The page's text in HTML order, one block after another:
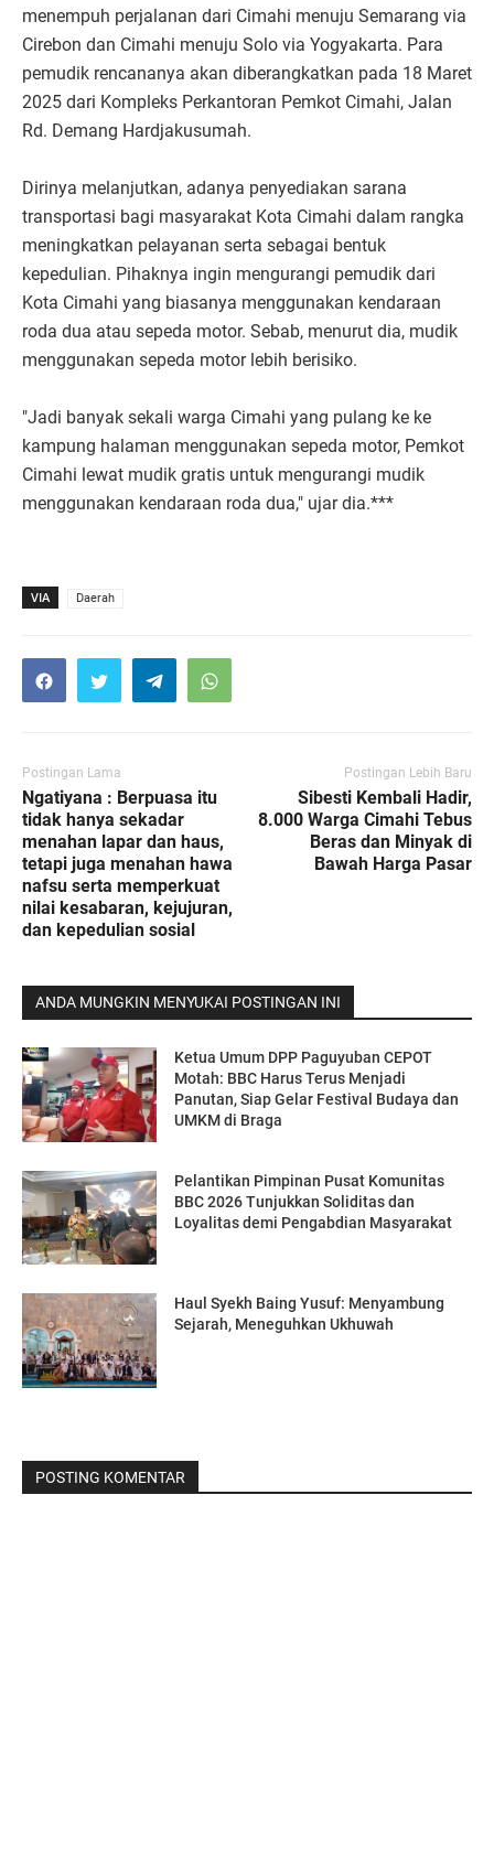
menempuh perjalanan dari Cimahi menuju Semarang via
Cirebon dan Cimahi menuju Solo via Yogyakarta. Para
pemudik rencananya akan diberangkatkan pada 18 Maret
2025 dari Kompleks Perkantoran Pemkot Cimahi, Jalan
Rd. Demang Hardjakusumah.
Dirinya melanjutkan, adanya penyediakan sarana
transportasi bagi masyarakat Kota Cimahi dalam rangka
meningkatkan pelayanan serta sebagai bentuk
kepedulian. Pihaknya ingin mengurangi pemudik dari
Kota Cimahi yang biasanya menggunakan kendaraan
roda dua atau sepeda motor. Sebab, menurut dia, mudik
menggunakan sepeda motor lebih berisiko.
"Jadi banyak sekali warga Cimahi yang pulang ke ke
kampung halaman menggunakan sepeda motor, Pemkot
Cimahi lewat mudik gratis untuk mengurangi mudik
menggunakan kendaraan roda dua," ujar dia.***
VIA Daerah
Postingan Lama
Ngatiyana : Berpuasa itu
tidak hanya sekadar
menahan lapar dan haus,
tetapi juga menahan hawa
nafsu serta memperkuat
nilai kesabaran, kejujuran,
dan kepedulian sosial
Postingan Lebih Baru
Sibesti Kembali Hadir,
8.000 Warga Cimahi Tebus
Beras dan Minyak di
Bawah Harga Pasar
ANDA MUNGKIN MENYUKAI POSTINGAN INI
Ketua Umum DPP Paguyuban CEPOT
Motah: BBC Harus Terus Menjadi
Panutan, Siap Gelar Festival Budaya dan
UMKM di Braga
Pelantikan Pimpinan Pusat Komunitas
BBC 2026 Tunjukkan Soliditas dan
Loyalitas demi Pengabdian Masyarakat
Haul Syekh Baing Yusuf: Menyambung
Sejarah, Meneguhkan Ukhuwah
POSTING KOMENTAR